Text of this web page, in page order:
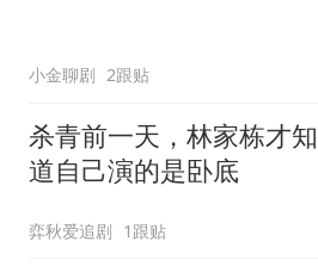
小金聊剧 2跟贴
杀青前一天，林家栋才知
道自己演的是卧底
弈秋爱追剧 1跟贴